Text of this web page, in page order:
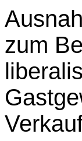
zum